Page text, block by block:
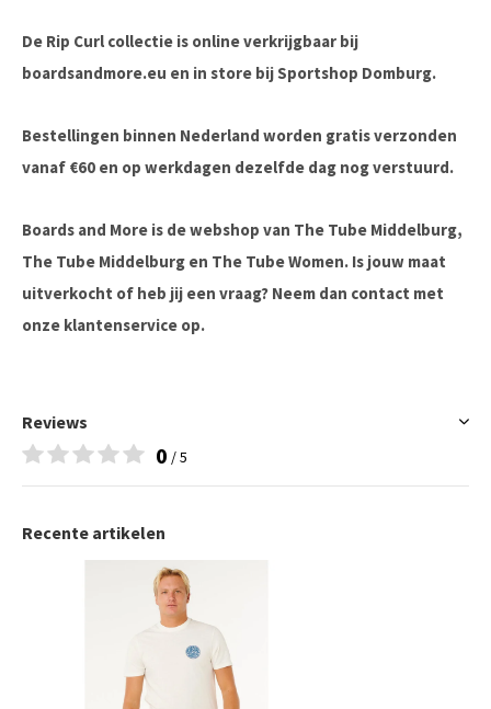
De Rip Curl collectie is online verkrijgbaar bij
boardsandmore.eu en in store bij Sportshop Domburg.
Bestellingen binnen Nederland worden gratis verzonden
vanaf €60 en op werkdagen dezelfde dag nog verstuurd.
Boards and More is de webshop van The Tube Middelburg,
The Tube Middelburg en The Tube Women. Is jouw maat
uitverkocht of heb jij een vraag? Neem dan contact met
onze klantenservice op.
Reviews
0 / 5
Recente artikelen